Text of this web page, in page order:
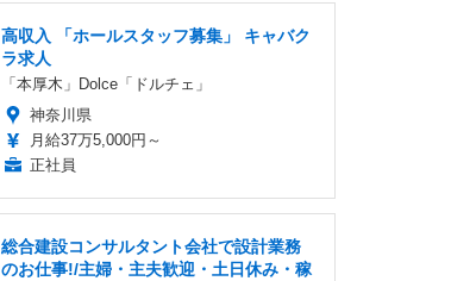
高収入 「ホールスタッフ募集」 キャバク
ラ求人
「本厚木」Dolce「ドルチェ」
神奈川県
月給37万5,000円～
正社員
総合建設コンサルタント会社で設計業務
のお仕事!/主婦・主夫歓迎・土日休み・稼